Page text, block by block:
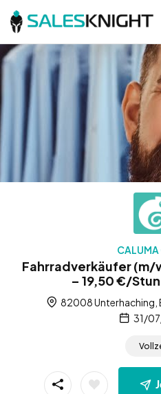
Fahrradverkäufer
– 19,50 €/
82008 Unterhaching,
31/